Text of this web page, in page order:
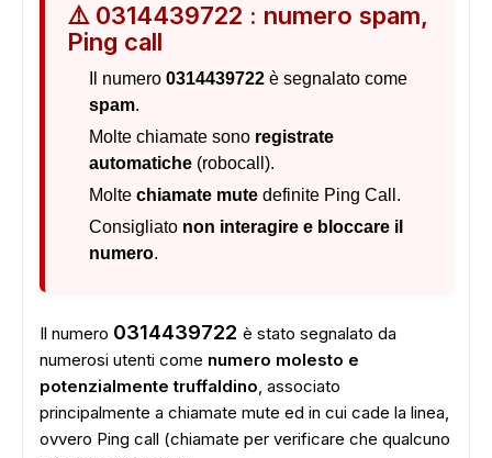
⚠️ 0314439722 : numero spam,
Ping call
Il numero 0314439722 è segnalato come
spam.
Molte chiamate sono registrate
automatiche (robocall).
Molte chiamate mute definite Ping Call.
Consigliato non interagire e bloccare il
numero.
Il numero 0314439722 è stato segnalato da
numerosi utenti come numero molesto e
potenzialmente truffaldino, associato
principalmente a chiamate mute ed in cui cade la linea,
ovvero Ping call (chiamate per verificare che qualcuno